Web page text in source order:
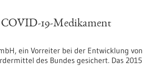
19-Medikament
ein Vorreiter bei der Entwicklung von
des Bundes gesichert. Das 2015